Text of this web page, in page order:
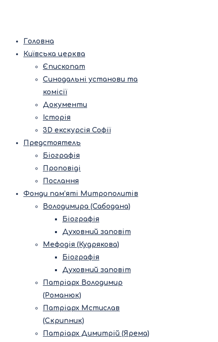
Головна
Київська церква
Єпископат
Синодальні установи та
комісії
Документи
Історія
3D екскурсія Софії
Предстоятель
Біографія
Проповіді
Послання
Фонди пам’яті Митрополитів
Володимира (Сабодана)
Біографія
Духовний заповіт
Мефодія (Кудрякова)
Біографія
Духовний заповіт
Патріарх Володимир
(Романюк)
Патріарх Мстислав
(Скрипник)
Патріарх Димитрій (Ярема)